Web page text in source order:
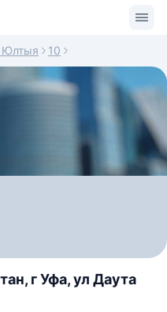
Юлтыя 10
г Уфа, ул Даута